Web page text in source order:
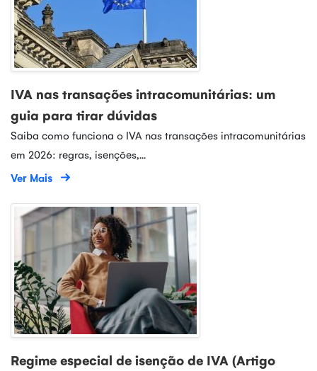
IVA nas transações intracomunitárias: um
guia para tirar dúvidas
Saiba como funciona o IVA nas transações intracomunitárias
em 2026: regras, isenções,...
Ver Mais
Regime especial de isenção de IVA (Artigo